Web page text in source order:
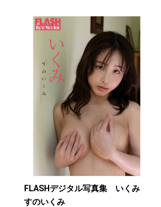
FLASHデジタル写真集 いくみ
すのいくみ